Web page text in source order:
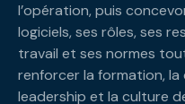
l’opération, puis
logiciels, ses rôles, ses
travail et ses normes
renforcer la formation, la
leadership et la culture